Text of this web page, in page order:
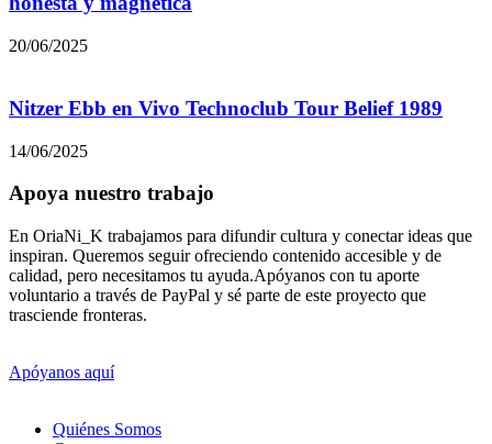
20/06/2025
Nitzer Ebb en Vivo Technoclub Tour Belief 1989
14/06/2025
Apoya nuestro trabajo
En OriaNi_K trabajamos para difundir cultura y conectar ideas que
inspiran. Queremos seguir ofreciendo contenido accesible y de
calidad, pero necesitamos tu ayuda.Apóyanos con tu aporte
voluntario a través de PayPal y sé parte de este proyecto que
trasciende fronteras.
Apóyanos aquí
Quiénes Somos